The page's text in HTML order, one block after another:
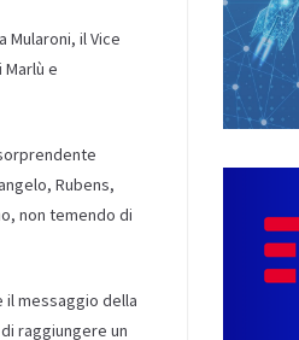
Mularoni, il Vice
e
Rubens,
non temendo di
messaggio della
raggiungere un